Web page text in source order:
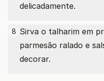
delicadamente.
8 Sirva o talharim em
parmesão ralado e
decorar.